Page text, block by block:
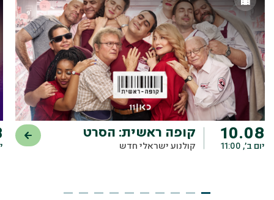
10.08
יום ב׳, 11:00
קופה ראשית: הסרט
קולנוע ישראלי חדש